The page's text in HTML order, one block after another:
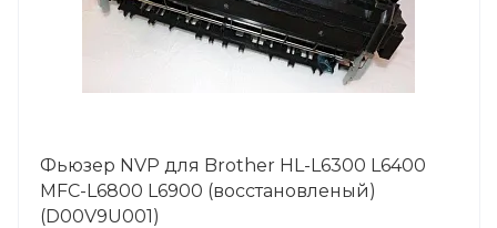
Фьюзер NVP для Brother HL-L6300 L6400
MFC-L6800 L6900 (восстановленый)
(D00V9U001)